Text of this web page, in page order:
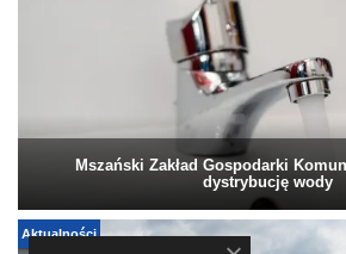
Mszański Zakład Gospodarki
dystrybucję wody
Aktualności